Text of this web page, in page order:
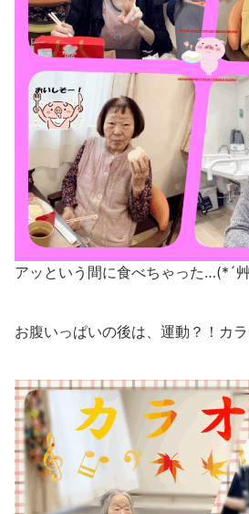
アッという間に食べちゃった…(*´
お腹いっぱいの後は、運動？！カ